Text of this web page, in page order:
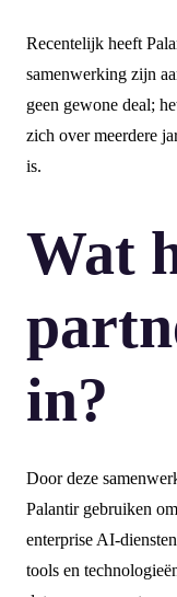
Recentelijk heeft
samenwerking zijn
geen gewone deal;
zich over meerdere
is.
Wat
in?
Door deze
Palantir gebruiken
enterprise AI-
tools en